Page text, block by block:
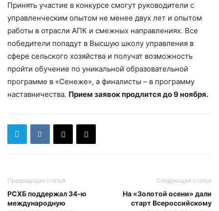
Принять участие в конкурсе смогут руководители с
управленческим опытом не менее двух лет и опытом
работы в отрасли АПК и смежных направлениях. Все
победители попадут в Высшую школу управления в
сфере сельского хозяйства и получат возможность
пройти обучение по уникальной образовательной
программе в «Сенеже», а финалисты – в программу
наставничества. Прием заявок продлится до 9 ноября.
Предыдущая статья
РСХБ поддержал 34-ю
международную
Следующая статья
На «Золотой осени» дали
старт Всероссийскому